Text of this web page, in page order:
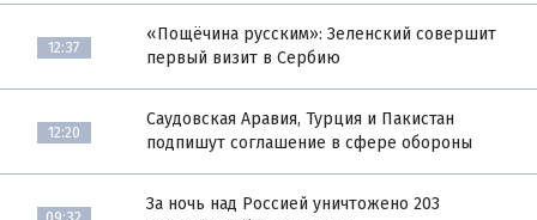
12:37
«Пощёчина русским»: Зеленский совершит
первый визит в Сербию
12:20
Саудовская Аравия, Турция и Пакистан
подпишут соглашение в сфере обороны
За ночь над Россией уничтожено 203